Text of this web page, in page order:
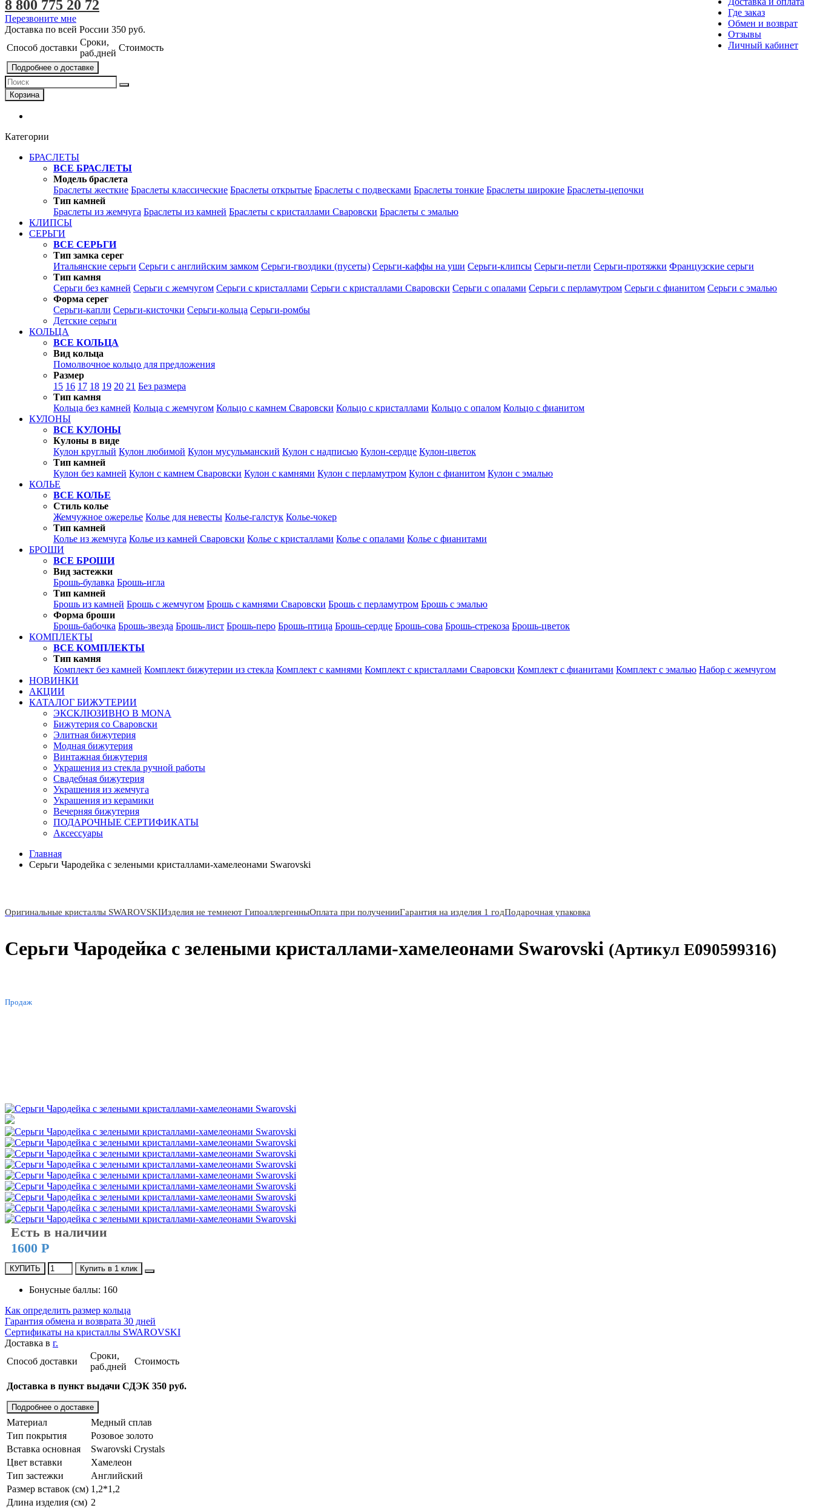
Где заказ
Обмен и возврат
Отзывы
Личный кабинет
8 800 775 20 72
Перезвоните мне
Доставка по всей России 350 руб.
Способ доставки
Сроки,
раб.дней
Стоимость
Подробнее о доставке
Корзина
Категории
БРАСЛЕТЫ
ВСЕ БРАСЛЕТЫ
Модель браслета
Браслеты жесткие Браслеты классические Браслеты открытые Браслеты с подвесками Браслеты тонкие Браслеты широкие Браслеты-цепочки
Тип камней
Браслеты из жемчуга Браслеты из камней Браслеты с кристаллами Сваровски Браслеты с эмалью
КЛИПСЫ
СЕРЬГИ
ВСЕ СЕРЬГИ
Тип замка серег
Итальянские серьги Серьги с английским замком Серьги-гвоздики (пусеты) Серьги-каффы на уши Серьги-клипсы Серьги-петли Серьги-протяжки Французские серьги
Тип камня
Серьги без камней Серьги с жемчугом Серьги с кристаллами Серьги с кристаллами Сваровски Серьги с опалами Серьги с перламутром Серьги с фианитом Серьги с эмалью
Форма серег
Серьги-капли Серьги-кисточки Серьги-кольца Серьги-ромбы
Детские серьги
КОЛЬЦА
ВСЕ КОЛЬЦА
Вид кольца
Помолвочное кольцо для предложения
Размер
15 16 17 18 19 20 21 Без размера
Тип камня
Кольца без камней Кольца с жемчугом Кольцо с камнем Сваровски Кольцо с кристаллами Кольцо с опалом Кольцо с фианитом
КУЛОНЫ
ВСЕ КУЛОНЫ
Кулоны в виде
Кулон круглый Кулон любимой Кулон мусульманский Кулон с надписью Кулон-сердце Кулон-цветок
Тип камней
Кулон без камней Кулон с камнем Сваровски Кулон с камнями Кулон с перламутром Кулон с фианитом Кулон с эмалью
КОЛЬЕ
ВСЕ КОЛЬЕ
Стиль колье
Жемчужное ожерелье Колье для невесты Колье-галстук Колье-чокер
Тип камней
Колье из жемчуга Колье из камней Сваровски Колье с кристаллами Колье с опалами Колье с фианитами
БРОШИ
ВСЕ БРОШИ
Вид застежки
Брошь-булавка Брошь-игла
Тип камней
Брошь из камней Брошь с жемчугом Брошь с камнями Сваровски Брошь с перламутром Брошь с эмалью
Форма броши
Брошь-бабочка Брошь-звезда Брошь-лист Брошь-перо Брошь-птица Брошь-сердце Брошь-сова Брошь-стрекоза Брошь-цветок
КОМПЛЕКТЫ
ВСЕ КОМПЛЕКТЫ
Тип камня
Комплект без камней Комплект бижутерии из стекла Комплект с камнями Комплект с кристаллами Сваровски Комплект с фианитами Комплект с эмалью Набор с жемчугом
НОВИНКИ
АКЦИИ
КАТАЛОГ БИЖУТЕРИИ
ЭКСКЛЮЗИВНО В MONA
Бижутерия со Сваровски
Элитная бижутерия
Модная бижутерия
Винтажная бижутерия
Украшения из стекла ручной работы
Свадебная бижутерия
Украшения из жемчуга
Украшения из керамики
Вечерняя бижутерия
ПОДАРОЧНЫЕ СЕРТИФИКАТЫ
Аксессуары
Главная
Серьги Чародейка с зелеными кристаллами-хамелеонами Swarovski
Оригинальные кристаллы SWAROVSKIИзделия не темнеют ГипоаллергенныОплата при полученииГарантия на изделия 1 годПодарочная упаковка
Серьги Чародейка с зелеными кристаллами-хамелеонами Swarovski (Артикул E090599316)
Продаж
Есть в наличии
1600 Р
КУПИТЬ Купить в 1 клик
Бонусные баллы: 160
Как определить размер кольца
Гарантия обмена и возврата 30 дней
Сертификаты на кристаллы SWAROVSKI
Доставка в г.
Способ доставки
Сроки,
раб.дней
Стоимость
Доставка в пункт выдачи СДЭК 350 руб.
Подробнее о доставке
Материал
Медный сплав
Тип покрытия
Розовое золото
Вставка основная
Swarovski Crystals
Цвет вставки
Хамелеон
Тип застежки
Английский
Размер вставок (см) 1,2*1,2
Длина изделия (см) 2